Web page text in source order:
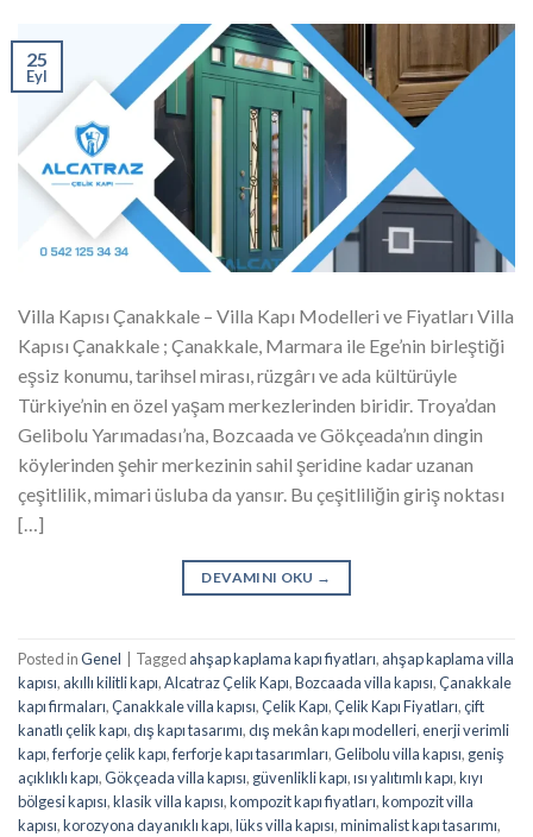
25
Eyl
Villa Kapısı Çanakkale – Villa Kapı Modelleri ve Fiyatları Villa
Kapısı Çanakkale ; Çanakkale, Marmara ile Ege’nin birleştiği
eşsiz konumu, tarihsel mirası, rüzgârı ve ada kültürüyle
Türkiye’nin en özel yaşam merkezlerinden biridir. Troya’dan
Gelibolu Yarımadası’na, Bozcaada ve Gökçeada’nın dingin
köylerinden şehir merkezinin sahil şeridine kadar uzanan
çeşitlilik, mimari üsluba da yansır. Bu çeşitliliğin giriş noktası
[…]
DEVAMINI OKU →
Posted inGenel Tagged ahşap kaplama kapı fiyatları, ahşap kaplama villa
kapısı, akıllı kilitli kapı,Alcatraz Çelik Kapı,Bozcaada villa kapısı,Çanakkale
kapı firmaları,Çanakkale villa kapısı,Çelik Kapı,Çelik Kapı Fiyatları,çift
kanatlı çelik kapı,dış kapı tasarımı,dış mekân kapı modelleri,enerji verimli
kapı,ferforje çelik kapı,ferforje kapı tasarımları,Gelibolu villa kapısı, geniş
açıklıklı kapı,Gökçeada villa kapısı, güvenlikli kapı,ısı yalıtımlı kapı,kıyı
bölgesi kapısı,klasik villa kapısı,kompozit kapı fiyatları,kompozit villa
kapısı,korozyona dayanıklı kapı,lüks villa kapısı,minimalist kapı tasarımı,